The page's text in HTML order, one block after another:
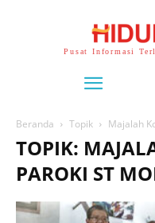
Pusat Informasi
Beranda Topik Majalah
TOPIK:
PAROKI ST